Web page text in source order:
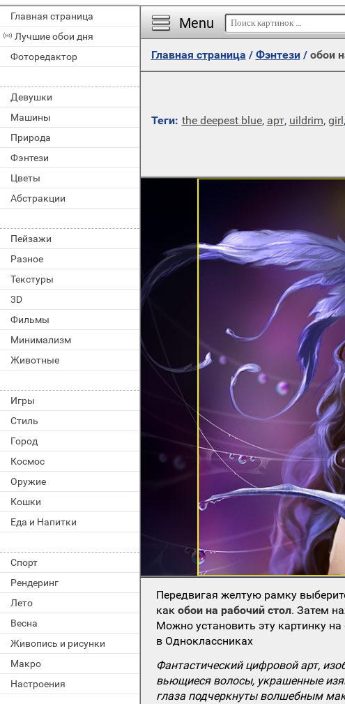
Главная страница
Лучшие обои дня
Фоторедактор
Девушки
Машины
Природа
Фэнтези
Цветы
Абстракции
Пейзажи
Разное
Текстуры
3D
Фильмы
Минимализм
Животные
Игры
Стиль
Город
Космос
Оружие
Кошки
Еда и Напитки
Спорт
Рендеринг
Лето
Весна
Живопись и рисунки
Макро
Настроения
Menu
Главная страница / Фэнтези/ обои
Теги: the deepest blue, арт, uildrim, girl,
Передвигая желтую рамку
какобои на рабочий стол. Затем
Можно установить эту картинку
в Одноклассниках
Фантастический цифровой арт,
вьющиеся волосы, украшенные
глаза подчеркнуты волшебным